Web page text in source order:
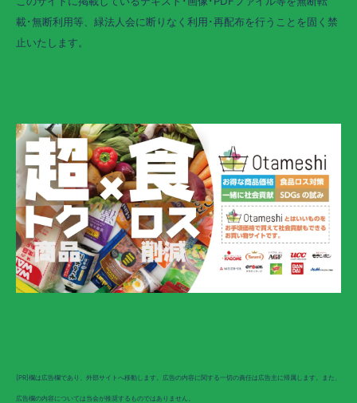
載･無断利用等、緑法人会に断りなく利用･再配布を行うことを固く禁
止いたします。
[PR]欄は広告欄であり、外部サイトへ移動します。広告の内容に関する一切の責任は広告主に帰属します。また、
広告欄の内容については当会が推奨するものではありません。